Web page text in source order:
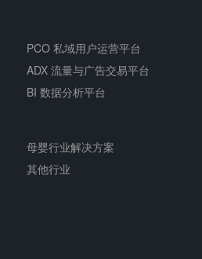
PCO 私域用户运营平台
ADX 流量与广告交易平台
BI 数据分析平台
母婴行业解决方案
其他行业